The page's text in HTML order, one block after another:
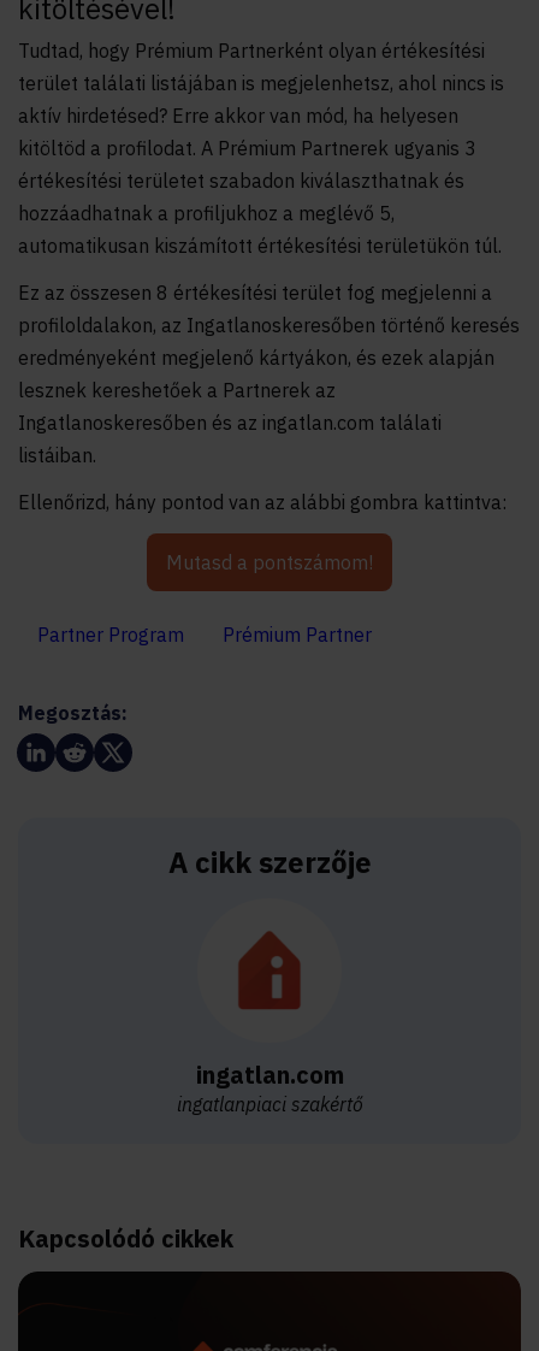
kitöltésével!
Tudtad, hogy Prémium Partnerként olyan értékesítési
terület találati listájában is megjelenhetsz, ahol nincs is
aktív hirdetésed? Erre akkor van mód, ha helyesen
kitöltöd a profilodat. A Prémium Partnerek ugyanis 3
értékesítési területet szabadon kiválaszthatnak és
hozzáadhatnak a profiljukhoz a meglévő 5,
automatikusan kiszámított értékesítési területükön túl.
Ez az összesen 8 értékesítési terület fog megjelenni a
profiloldalakon, az Ingatlanoskeresőben történő keresés
eredményeként megjelenő kártyákon, és ezek alapján
lesznek kereshetőek a Partnerek az
Ingatlanoskeresőben és az ingatlan.com találati
listáiban.
Ellenőrizd, hány pontod van az alábbi gombra kattintva:
Mutasd a pontszámom!
Partner Program Prémium Partner
Megosztás:
A cikk szerzője
ingatlan.com
ingatlanpiaci szakértő
Kapcsolódó cikkek